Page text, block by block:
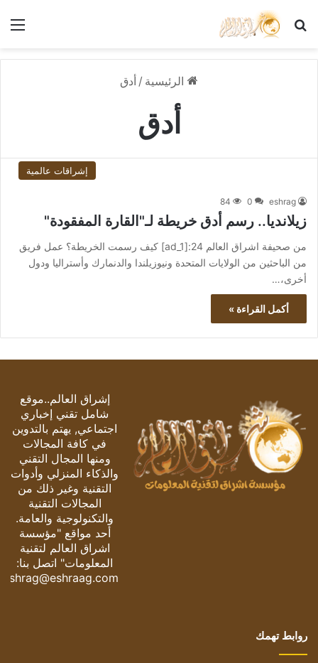
بحث عن
الرئيسية / أدق
أدق
إشراقات عالمية
eshrag
0
84
زيلانديا.. رسم أدق خريطة لـ"القارة المفقودة"
من صحيفة اشراق العالم 24:[ad_1] كيف رسمت الخريطة؟ عمل فريق
من الباحثين من الولايات المتحدة ونيوزيلندا والدنمارك وأستراليا ودول
أخرى،…
أكمل القراءة »
إشراق العالم..موقع
شامل تقني إخباري
اجتماعي, يهتم بالتدوين
في كافة المجالات
ومنها المجال التقني
والذكاء المنزلي وأدوات
التقنية وغير ذلك من
المجالات التقنية
والتكنولوجية والعامة.
أحد مواقع "مؤسسة
اشراق العالم لتقنية
المعلومات" اتصل بنا:
eshrag@eshraag.com
روابط تهمك